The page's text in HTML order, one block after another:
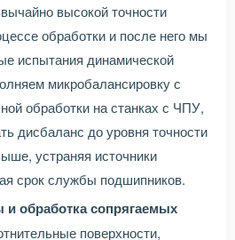
высокой точности
обработки и после него мы
испытания динамической
микробалансировку с
обработки на станках с ЧПУ,
дисбаланс до уровня точности
устраняя источники
срок службы подшипников.
обработка сопрягаемых
поверхности,